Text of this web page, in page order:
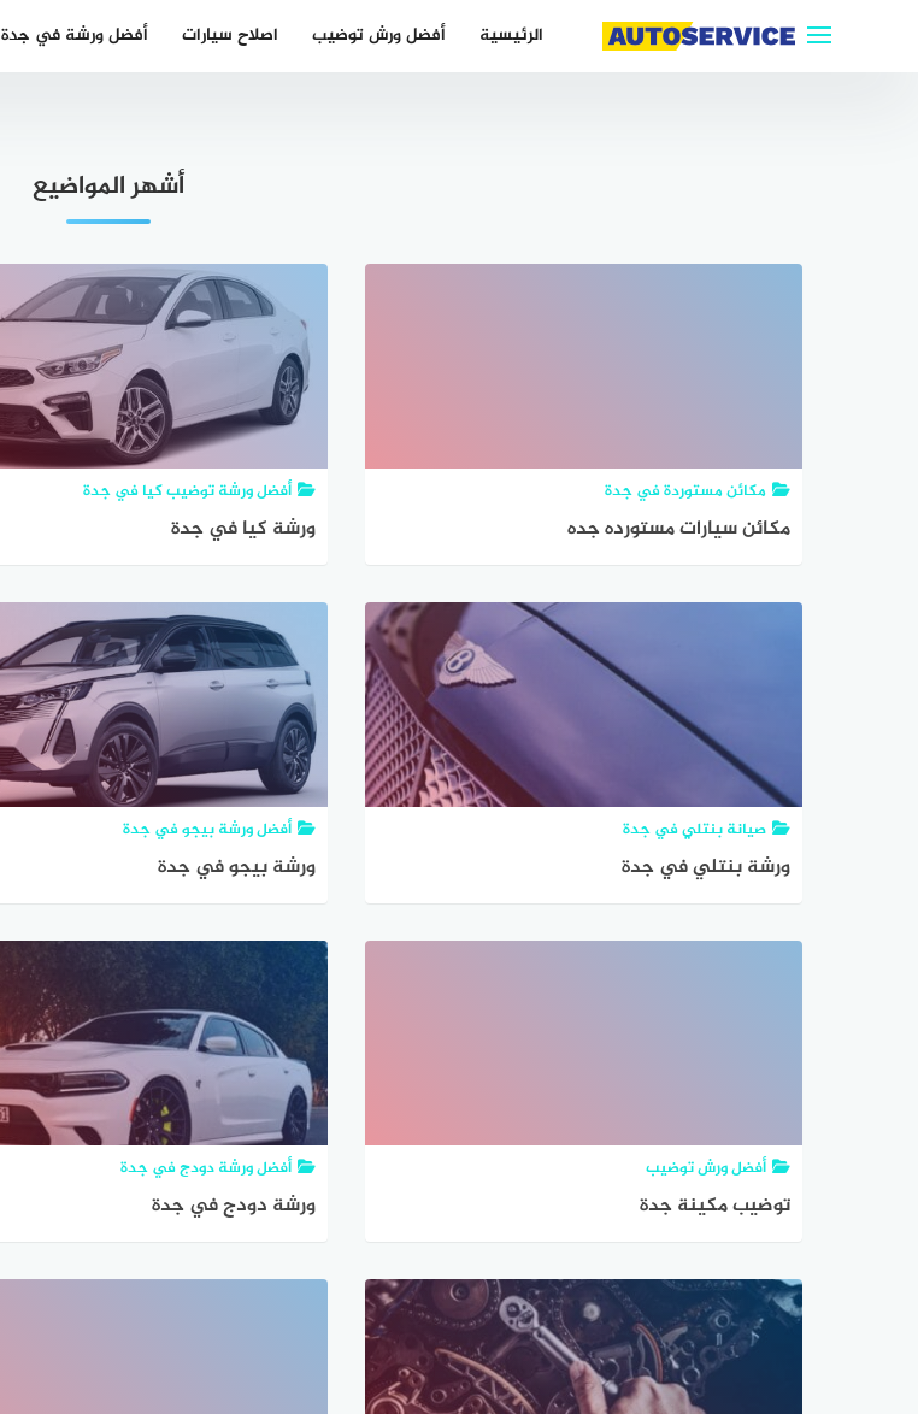
الرئيسية أفضل ورش توضيب اصلاح سيارات أفضل ورشة في جدة
أشهر المواضيع
مكائن مستوردة في جدة
مكائن سيارات مستورده جده
أفضل ورشة توضيب كيا في جدة
ورشة كيا في جدة
صيانة بنتلي في جدة
ورشة بنتلي في جدة
أفضل ورشة بيجو في جدة
ورشة بيجو في جدة
أفضل ورش توضيب
توضيب مكينة جدة
أفضل ورشة دودج في جدة
ورشة دودج في جدة